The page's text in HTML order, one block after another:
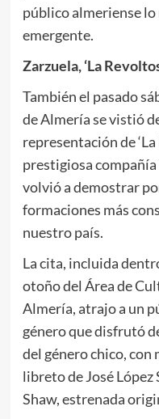
público almeriense lo
emergente.
Zarzuela, ‘La
También el pasado
de Almería se vistió
representación de ‘La
prestigiosa
volvió a demostrar
formaciones más
nuestro país.
La cita, incluida
otoño del Área de
Almería, atrajo a un
género que disfrutó
del género chico, con
libreto de José López
Shaw, estrenada